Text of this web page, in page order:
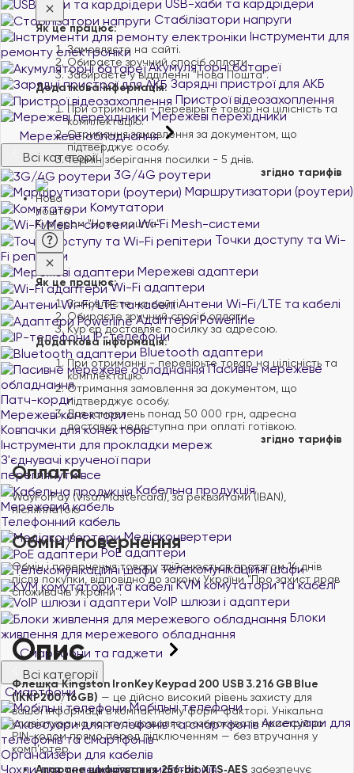
USB-хаби та кардрідери
Стабілізатори напруги
Інструменти для
ремонту електроніки
Акумуляторні батареї
Зарядні пристрої для АКБ
Пристрої відеозахоплення
Мережеві перехідники
Мережеве обладнання
Всі категорії
3G/4G роутери
Маршрутизатори (роутери)
Комутатори
Wi-Fi Mesh-системи
Точки доступу та Wi-
Fi репітери
Мережеві адаптери
Wi-Fi адаптери
Антени Wi-Fi/LTE та кабелі
Адаптери Powerline
IP-телефони
Bluetooth адаптери
Пасивне мережеве
обладнання
Патч-корди
Мережеві конектори
Ковпачки для конекторів
Інструменти для прокладки мереж
З'єднувачі крученої пари
переглянути все
Кабельна продукція
Мережевий кабель
Телефонний кабель
Медіаконвертери
PoE адаптери
Телекомунікаційні шафи
KVM комутатори та кабелі
VoIP шлюзи і адаптери
Блоки
живлення для мережевого обладнання
Смартфони та гаджети
Всі категорії
Смартфони
Мобільні телефони
Аксесуари для
телефонів та смартфонів
Органайзери для кабелів
Чохли для телефонів та смартфонів
Як це працює:
Замовляєте на сайті.
Обираєте зручний спосіб оплати.
Забираєте у відділенні "Нова Пошта".
Додаткова інформація:
При отриманні - перевірьте товар на цілісність та
комплектацію.
Отримання замовлення за документом, що
підтверджує особу.
Термін зберігання посилки - 5 днів.
згідно тарифів
Кур'єром "Нова пошта"
Як це працює:
Замовляєте на сайті.
Обираєте зручний спосіб оплати.
Курʼєр доставляє посилку за адресою.
Додаткова інформація:
При отриманні - перевірьте товар на цілісність та
комплектацію.
Отримання замовлення за документом, що
підтверджує особу.
Для замовлень понад 50 000 грн, адресна
доставка недоступна при оплаті готівкою.
згідно тарифів
Оплата
WayForPay (Visa/Mastercard), за реквізитами (IBAN),
післяплатою
Обмін/повернення
Обмін і повернення товару здійснюється протягом 14 днів
після покупки, відповідно до закону України "Про захист прав
споживачів України".
Опис
Флешка Kingston IronKey Keypad 200 USB 3.2 16 GB Blue
(IKKP200/16GB) — це дійсно високий рівень захисту для
вашої інформації в компактному форм-факторі. Унікальна
клавіатура на корпусі дозволяє розблокувати пристрій за
PIN-кодом прямо перед підключенням — без втручання у
комп’ютер.
Апаране шифрування 256‑bit XTS‑AES забезпечує